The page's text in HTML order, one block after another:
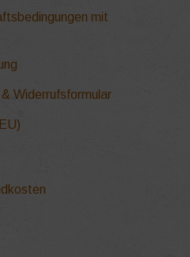
mit
Widerrufsformular